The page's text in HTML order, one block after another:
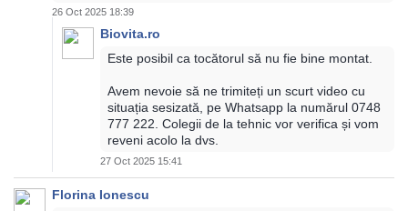
26 Oct 2025 18:39
Biovita.ro
Este posibil ca tocătorul să nu fie bine montat.
Avem nevoie să ne trimiteți un scurt video cu
situația sesizată, pe Whatsapp la numărul 0748
777 222. Colegii de la tehnic vor verifica și vom
reveni acolo la dvs.
27 Oct 2025 15:41
Florina Ionescu